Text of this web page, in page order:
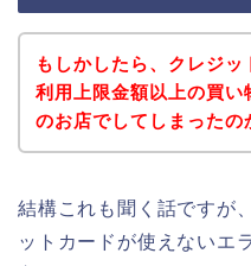
もしかしたら、クレジッ
利用上限金額以上の買
のお店でしてしまったの
結構これも聞く話ですが
ットカードが使えないエ